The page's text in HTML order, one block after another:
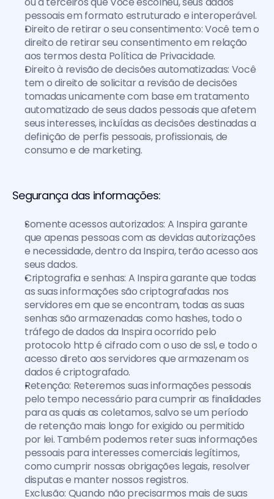
pessoais em formato estruturado e interoperável.
Direito de retirar o seu consentimento: Você tem o
direito de retirar seu consentimento em relação
aos termos desta Política de Privacidade.
Direito à revisão de decisões automatizadas: Você
tem o direito de solicitar a revisão de decisões
tomadas unicamente com base em tratamento
automatizado de seus dados pessoais que afetem
seus interesses, incluídas as decisões destinadas a
definição de perfis pessoais, profissionais, de
consumo e de marketing.
Segurança das informações:
Somente acessos autorizados: A Inspira garante
que apenas pessoas com as devidas autorizações
e necessidade, dentro da Inspira, terão acesso aos
seus dados.
Criptografia e senhas: A Inspira garante que todas
as suas informações são criptografadas nos
servidores em que se encontram, todas as suas
senhas são armazenadas como hashes, todo o
tráfego de dados da Inspira ocorrido pelo
protocolo http é cifrado com o uso de ssl, e todo o
acesso direto aos servidores que armazenam os
dados é criptografado.
Retenção: Reteremos suas informações pessoais
pelo tempo necessário para cumprir as finalidades
para as quais as coletamos, salvo se um período
de retenção mais longo for exigido ou permitido
por lei. Também podemos reter suas informações
pessoais para interesses comerciais legítimos,
como cumprir nossas obrigações legais, resolver
disputas e manter nossos registros.
Exclusão: Quando não precisarmos mais de suas